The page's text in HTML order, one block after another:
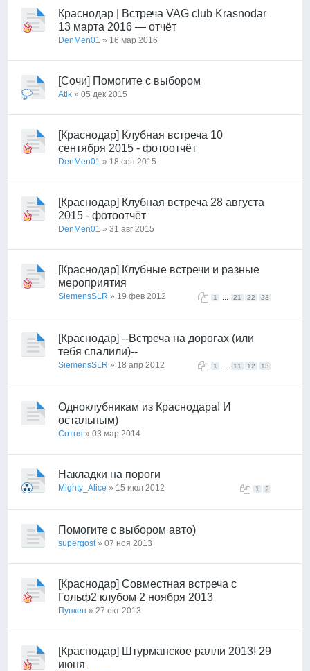
Краснодар | Встреча VAG club Krasnodar
13 марта 2016 — отчёт
DenMen01 » 16 мар 2016
[Сочи] Помогите с выбором
Atik » 05 дек 2015
[Краснодар] Клубная встреча 10
сентября 2015 - фотоотчёт
DenMen01 » 18 сен 2015
[Краснодар] Клубная встреча 28 августа
2015 - фотоотчёт
DenMen01 » 31 авг 2015
[Краснодар] Клубные встречи и разные
мероприятия
1 21 22 23
SiemensSLR » 19 фев 2012
[Краснодар] --Встреча на дорогах (или
тебя спалили)--
1 11 12 13
SiemensSLR » 18 апр 2012
Одноклубникам из Краснодара! И
остальным)
Сотня » 03 мар 2014
Накладки на пороги
1 2
Mighty_Alice » 15 июл 2012
Помогите с выбором авто)
supergost» 07 ноя 2013
[Краснодар] Совместная встреча с
Гольф2 клубом 2 ноября 2013
Пупкен » 27 окт 2013
[Краснодар] Штурманское ралли 2013! 29
июня